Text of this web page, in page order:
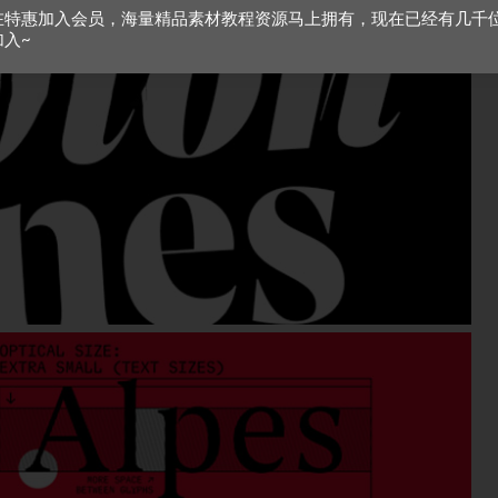
特惠加入会员，海量精品素材教程资源马上拥有，现在已经有几千
入~